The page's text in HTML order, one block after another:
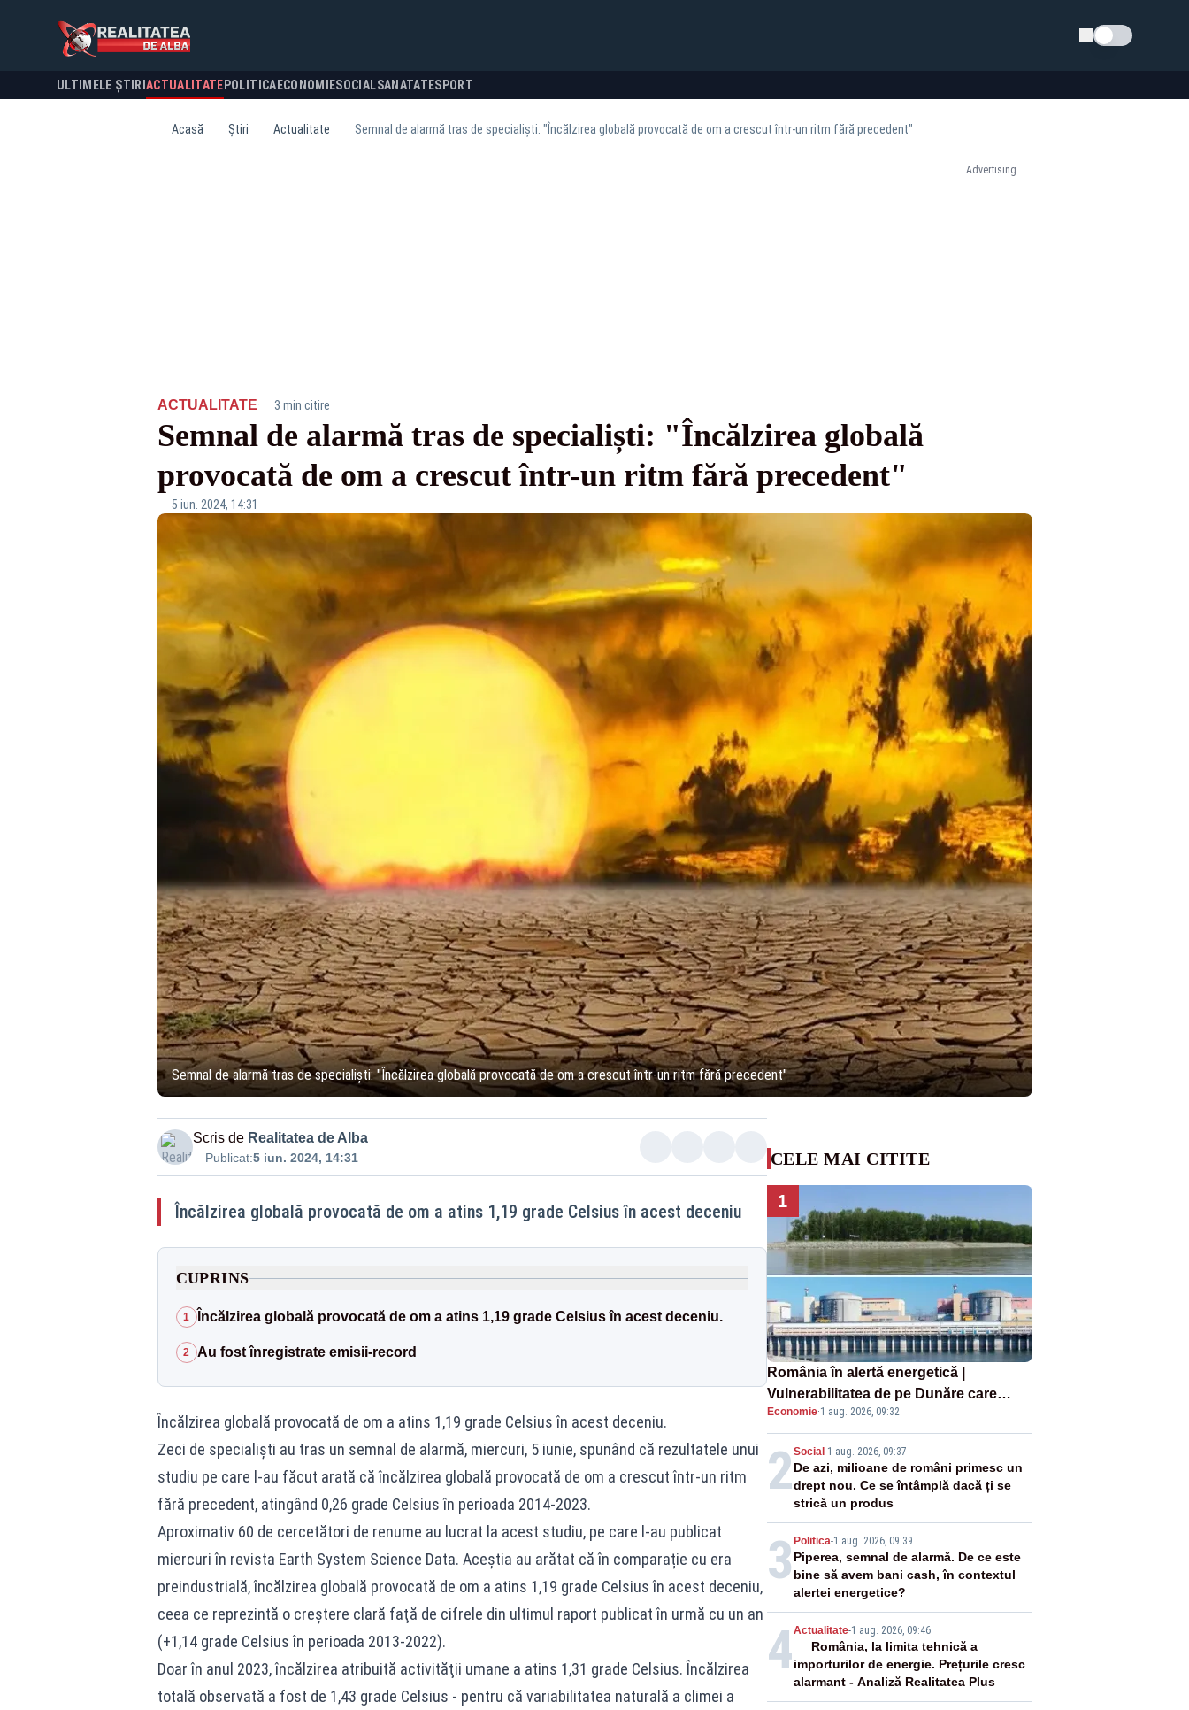
Schimba tema
ULTIMELE ȘTIRI ACTUALITATE POLITICA ECONOMIESOCIALSANATATESPORT
Acasă Știri Actualitate Semnal de alarmă tras de specialiști: "Încălzirea globală provocată de om a crescut într-un ritm fără precedent"
Advertising
ACTUALITATE· 3 min citire
Semnal de alarmă tras de specialiști: "Încălzirea globală
provocată de om a crescut într-un ritm fără precedent"
5 iun. 2024, 14:31
Semnal de alarmă tras de specialiști: "Încălzirea globală provocată de om a crescut într-un ritm fără precedent"
Scris de Realitatea de Alba
Publicat:5 iun. 2024, 14:31
Încălzirea globală provocată de om a atins 1,19 grade Celsius în acest deceniu
CUPRINS
1 Încălzirea globală provocată de om a atins 1,19 grade Celsius în acest deceniu.
2 Au fost înregistrate emisii-record
Încălzirea globală provocată de om a atins 1,19 grade Celsius în acest deceniu.
Zeci de specialiști au tras un semnal de alarmă, miercuri, 5 iunie, spunând că rezultatele unui
studiu pe care l-au făcut arată că încălzirea globală provocată de om a crescut într-un ritm
fără precedent, atingând 0,26 grade Celsius în perioada 2014-2023.
Aproximativ 60 de cercetători de renume au lucrat la acest studiu, pe care l-au publicat
miercuri în revista Earth System Science Data. Aceștia au arătat că în comparație cu era
preindustrială, încălzirea globală provocată de om a atins 1,19 grade Celsius în acest deceniu,
ceea ce reprezintă o creştere clară faţă de cifrele din ultimul raport publicat în urmă cu un an
(+1,14 grade Celsius în perioada 2013-2022).
Doar în anul 2023, încălzirea atribuită activităţii umane a atins 1,31 grade Celsius. Încălzirea
totală observată a fost de 1,43 grade Celsius - pentru că variabilitatea naturală a climei a
CELE MAI CITITE
1
România în alertă energetică |
Vulnerabilitatea de pe Dunăre care
pune în pericol Centrala Cernavodă era
cunoscută de pe vremea lui Ceaușescu
Economie·1 aug. 2026, 09:32
2Social -1 aug. 2026, 09:37
De azi, milioane de români primesc un
drept nou. Ce se întâmplă dacă ți se
strică un produs
3 Politica-1 aug. 2026, 09:39
Piperea, semnal de alarmă. De ce este
bine să avem bani cash, în contextul
alertei energetice?
4Actualitate-1 aug. 2026, 09:46
România, la limita tehnică a
importurilor de energie. Prețurile cresc
alarmant - Analiză Realitatea Plus